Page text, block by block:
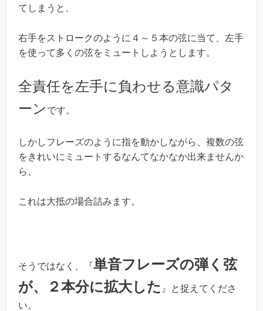
てしまうと、
右手をストロークのように４～５本の弦に当て、左手
を使って多くの弦をミュートしようとします。
全責任を左手に負わせる意識パタ
ーン です。
しかしフレーズのように指を動かしながら、複数の弦
をきれいにミュートするなんてなかなか出来ませんか
ら、
これは大抵の場合詰みます。
そうではなく、『単音フレーズの弾く弦
が、２本分に拡大した 』と捉えてくださ
い。